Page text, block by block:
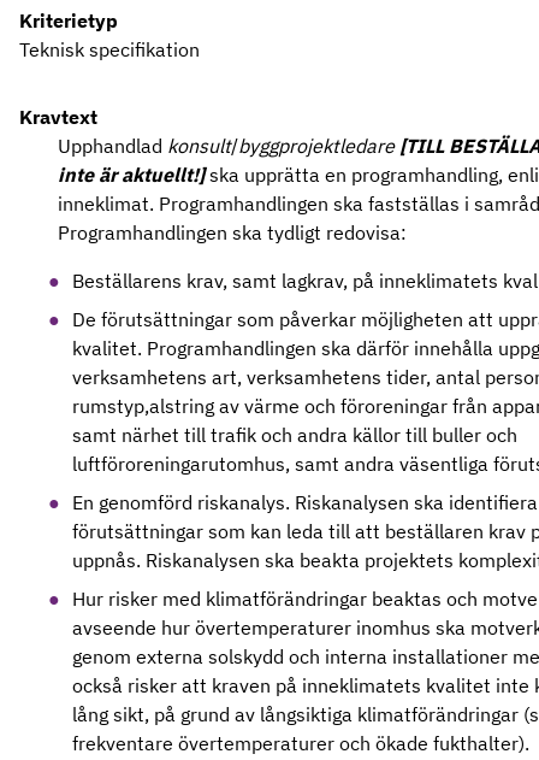
Kriterietyp
Teknisk specifikation
Kravtext
Upphandlad konsult/byggprojektledare [TILL
inte är aktuellt!]ska upprätta en programhandling,
inneklimat. Programhandlingen ska fastställas i
Programhandlingen ska tydligt redovisa:
Beställarens krav, samt lagkrav, på inneklimatets
De förutsättningar som påverkar möjligheten att
kvalitet. Programhandlingen ska därför innehålla
verksamhetens art, verksamhetens tider, antal
rumstyp,alstring av värme och föroreningar från
samt närhet till trafik och andra källor till buller och
luftföroreningarutomhus, samt andra väsentliga
En genomförd riskanalys. Riskanalysen ska
förutsättningar som kan leda till att beställaren krav
uppnås. Riskanalysen ska beakta projektets
Hur risker med klimatförändringar beaktas och
avseende hur övertemperaturer inomhus ska
genom externa solskydd och interna installationer
också risker att kraven på inneklimatets kvalitet inte
lång sikt, på grund av långsiktiga klimatförändringar
frekventare övertemperaturer och ökade fukthalter).